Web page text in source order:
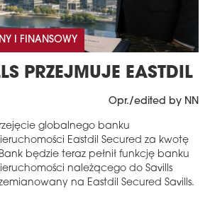
I FINANSOWY
PRZEJMUJE EASTDIL
Opr./edited by NN
globalnego banku
Eastdil Secured za kwotę
będzie teraz pełnił funkcję banku
należącego do Savills
na Eastdil Secured Savills.